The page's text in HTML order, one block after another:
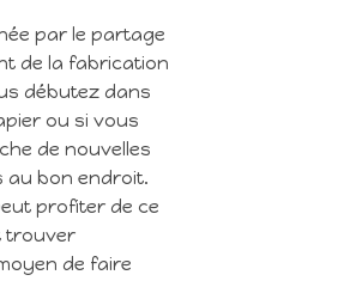
par le partage
de la fabrication
débutez dans
ou si vous
de nouvelles
au bon endroit.
profiter de ce
trouver
de faire